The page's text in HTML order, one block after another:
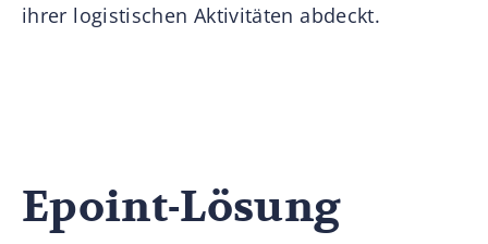
ihrer logistischen Aktivitäten abdeckt.
Epoint-Lösung